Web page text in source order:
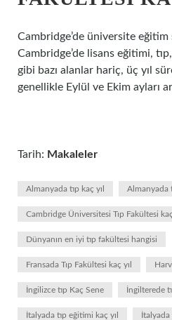
Cambridge’de üniversite eğitim
Cambridge’de lisans eğitimi,
gibi bazı alanlar hariç, üç yıl
genellikle Eylül ve Ekim ayları
Tarih: Makaleler
Almanyada tıp kaç yıl Almanyada
Cambridge Üniversitesi Tıp Fakültesi kaç
Dünyanın en iyi tıp fakültesi hangisi
Fransada Tıp Fakültesi kaç yıl
İngilizce tıp Kaç Sene İngilterede
İtalyada tıp eğitimi kaç yıl İtalyada